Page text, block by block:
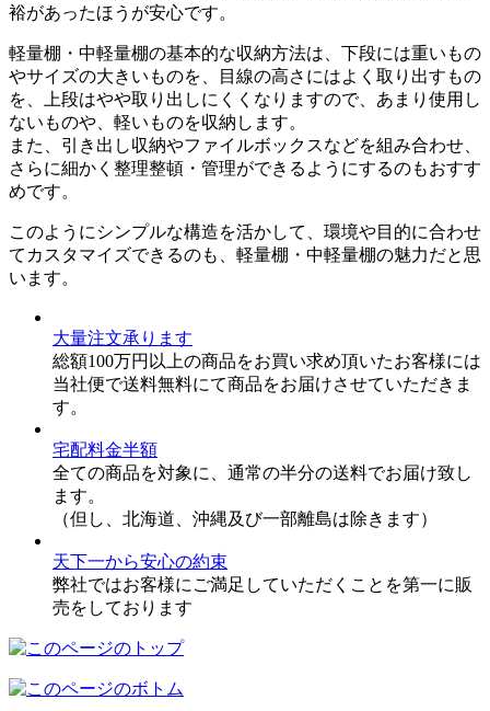
裕があったほうが安心です。
軽量棚・中軽量棚の基本的な収納方法は、下段には重いもの
やサイズの大きいものを、目線の高さにはよく取り出すもの
を、上段はやや取り出しにくくなりますので、あまり使用し
ないものや、軽いものを収納します。
また、引き出し収納やファイルボックスなどを組み合わせ、
さらに細かく整理整頓・管理ができるようにするのもおすす
めです。
このようにシンプルな構造を活かして、環境や目的に合わせ
てカスタマイズできるのも、軽量棚・中軽量棚の魅力だと思
います。
大量注文承ります
総額100万円以上の商品をお買い求め頂いたお客様には
当社便で送料無料にて商品をお届けさせていただきま
す。
宅配料金半額
全ての商品を対象に、通常の半分の送料でお届け致し
ます。
（但し、北海道、沖縄及び一部離島は除きます）
天下一から安心の約束
弊社ではお客様にご満足していただくことを第一に販
売をしております